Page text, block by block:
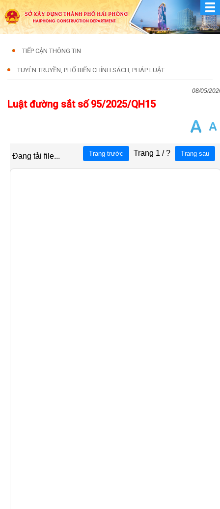
TIẾP CẬN THÔNG TIN
TUYÊN TRUYỀN, PHỔ BIẾN CHÍNH SÁCH, PHÁP LUẬT
08/05/
Luật đường sắt số 95/2025/QH15